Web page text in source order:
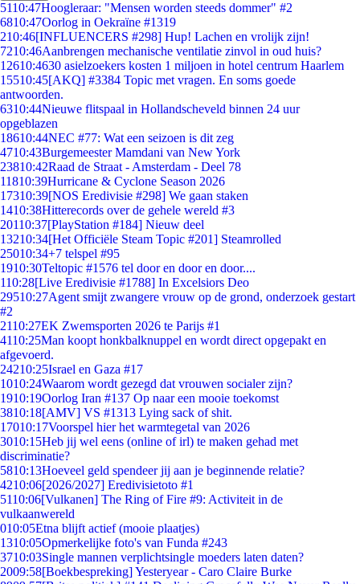
5110:47Hoogleraar: "Mensen worden steeds dommer" #2
6810:47Oorlog in Oekraïne #1319
210:46[INFLUENCERS #298] Hup! Lachen en vrolijk zijn!
7210:46Aanbrengen mechanische ventilatie zinvol in oud huis?
12610:4630 asielzoekers kosten 1 miljoen in hotel centrum Haarlem
15510:45[AKQ] #3384 Topic met vragen. En soms goede
antwoorden.
6310:44Nieuwe flitspaal in Hollandscheveld binnen 24 uur
opgeblazen
18610:44NEC #77: Wat een seizoen is dit zeg
4710:43Burgemeester Mamdani van New York
23810:42Raad de Straat - Amsterdam - Deel 78
11810:39Hurricane & Cyclone Season 2026
17310:39[NOS Eredivisie #298] We gaan staken
1410:38Hitterecords over de gehele wereld #3
20110:37[PlayStation #184] Nieuw deel
13210:34[Het Officiële Steam Topic #201] Steamrolled
25010:34+7 telspel #95
1910:30Teltopic #1576 tel door en door en door....
110:28[Live Eredivisie #1788] In Excelsiors Deo
29510:27Agent smijt zwangere vrouw op de grond, onderzoek gestart
#2
2110:27EK Zwemsporten 2026 te Parijs #1
4110:25Man koopt honkbalknuppel en wordt direct opgepakt en
afgevoerd.
24210:25Israel en Gaza #17
1010:24Waarom wordt gezegd dat vrouwen socialer zijn?
1910:19Oorlog Iran #137 Op naar een mooie toekomst
3810:18[AMV] VS #1313 Lying sack of shit.
17010:17Voorspel hier het warmtegetal van 2026
3010:15Heb jij wel eens (online of irl) te maken gehad met
discriminatie?
5810:13Hoeveel geld spendeer jij aan je beginnende relatie?
4210:06[2026/2027] Eredivisietoto #1
5110:06[Vulkanen] The Ring of Fire #9: Activiteit in de
vulkaanwereld
010:05Etna blijft actief (mooie plaatjes)
1310:05Opmerkelijke foto's van Funda #243
3710:03Single mannen verplichtsingle moeders laten daten?
2009:58[Boekbespreking] Yesteryear - Caro Claire Burke